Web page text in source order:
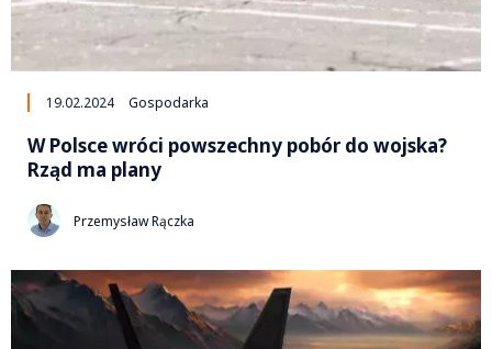
19.02.2024 Gospodarka
W Polsce wróci powszechny pobór do wojska?
Rząd ma plany
Przemysław Rączka